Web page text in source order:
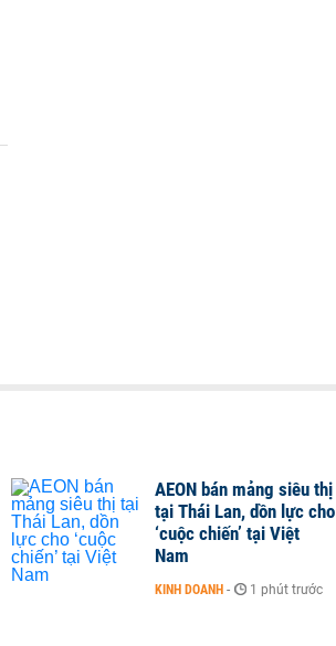
AEON bán mảng siêu thị
tại Thái Lan, dồn lực cho
‘cuộc chiến’ tại Việt
Nam
KINH DOANH - 1 phút trước